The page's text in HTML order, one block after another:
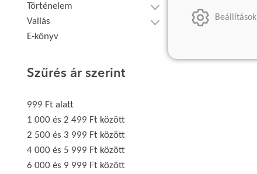
Történelem
Vallás
E-könyv
Szűrés ár szerint
999 Ft alatt
1 000 és 2 499 Ft között
2 500 és 3 999 Ft között
4 000 és 5 999 Ft között
6 000 és 9 999 Ft között
Beállítások